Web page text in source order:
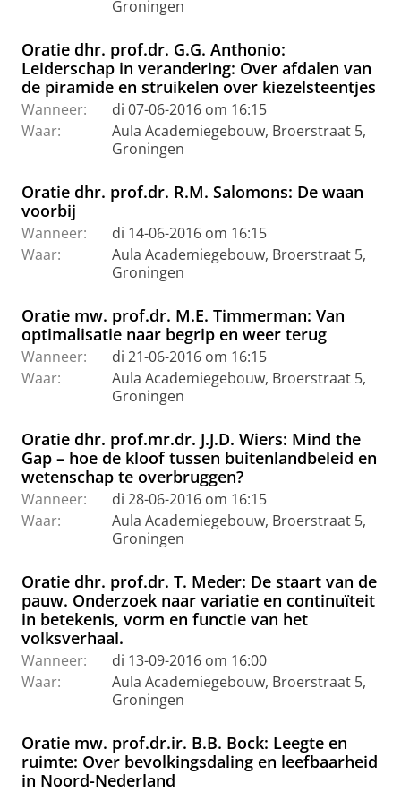
Groningen
Oratie dhr. prof.dr. G.G. Anthonio:
Leiderschap in verandering: Over afdalen van
de piramide en struikelen over kiezelsteentjes
Wanneer:
di 07-06-2016 om 16:15
Waar:
Aula Academiegebouw, Broerstraat 5,
Groningen
Oratie dhr. prof.dr. R.M. Salomons: De waan
voorbij
Wanneer:
di 14-06-2016 om 16:15
Waar:
Aula Academiegebouw, Broerstraat 5,
Groningen
Oratie mw. prof.dr. M.E. Timmerman: Van
optimalisatie naar begrip en weer terug
Wanneer:
di 21-06-2016 om 16:15
Waar:
Aula Academiegebouw, Broerstraat 5,
Groningen
Oratie dhr. prof.mr.dr. J.J.D. Wiers: Mind the
Gap – hoe de kloof tussen buitenlandbeleid en
wetenschap te overbruggen?
Wanneer:
di 28-06-2016 om 16:15
Waar:
Aula Academiegebouw, Broerstraat 5,
Groningen
Oratie dhr. prof.dr. T. Meder: De staart van de
pauw. Onderzoek naar variatie en continuïteit
in betekenis, vorm en functie van het
volksverhaal.
Wanneer:
di 13-09-2016 om 16:00
Waar:
Aula Academiegebouw, Broerstraat 5,
Groningen
Oratie mw. prof.dr.ir. B.B. Bock: Leegte en
ruimte: Over bevolkingsdaling en leefbaarheid
in Noord-Nederland